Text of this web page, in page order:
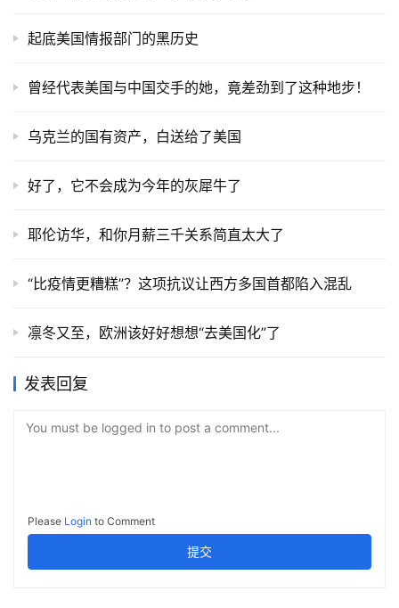
起底美国情报部门的黑历史
曾经代表美国与中国交手的她，竟差劲到了这种地步！
乌克兰的国有资产，白送给了美国
好了，它不会成为今年的灰犀牛了
耶伦访华，和你月薪三千关系简直太大了
“比疫情更糟糕”？这项抗议让西方多国首都陷入混乱
凛冬又至，欧洲该好好想想“去美国化”了
发表回复
You must be logged in to post a comment...
Please Login to Comment
提交